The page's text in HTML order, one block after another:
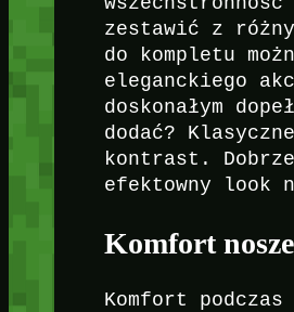
zestawić z
do kompletu
eleganckiego
doskonałym
dodać?
kontrast.
efektowny look
Komfort
Komfort